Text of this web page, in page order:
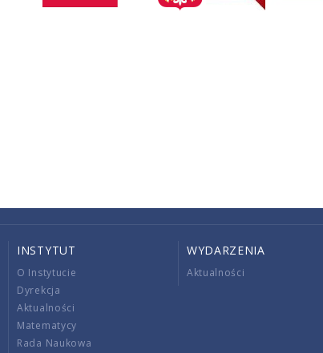
INSTYTUT
O Instytucie
Dyrekcja
Aktualności
Matematycy
Rada Naukowa
WYDARZENIA
Aktualności